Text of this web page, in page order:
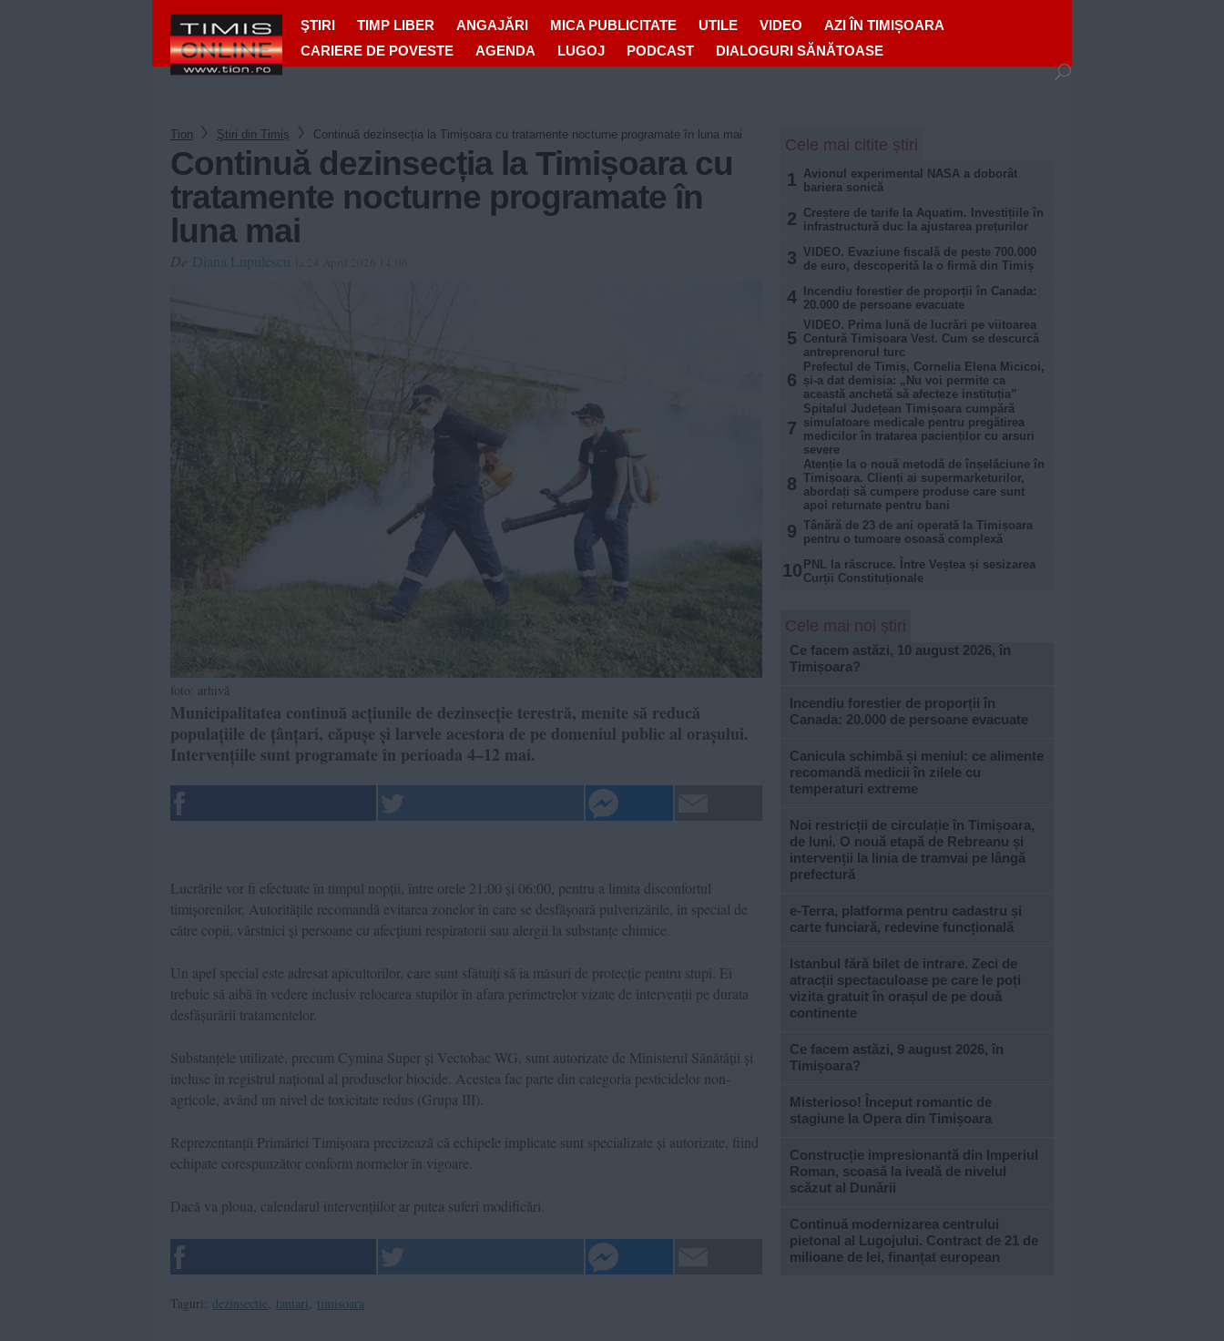
ŞTIRI TIMP LIBER ANGAJĂRI MICA PUBLICITATE UTILE VIDEO
AZI ÎN TIMIȘOARA
CARIERE DE POVESTE
AGENDA LUGOJ PODCAST DIALOGURI SĂNĂTOASE
Tion Ştiri din Timiș Continuă dezinsecția la Timișoara cu tratamente nocturne programate în luna mai
Continuă dezinsecția la Timișoara cu
tratamente nocturne programate în
luna mai
Diana Lupulescu
foto: arhivă
Municipalitatea continuă acțiunile de dezinsecție terestră, menite să reducă
populațiile de țânțari, căpușe și larvele acestora de pe domeniul public al orașului.
Intervențiile sunt programate în perioada 4–12 mai.
Lucrările vor fi efectuate în timpul nopții, între orele 21:00 și 06:00, pentru a limita disconfortul
timișorenilor. Autoritățile recomandă evitarea zonelor în care se desfășoară pulverizările, în special de
către copii, vârstnici și persoane cu afecțiuni respiratorii sau alergii la substanțe chimice.
Un apel special este adresat apicultorilor, care sunt sfătuiți să ia măsuri de protecție pentru stupi. Ei
trebuie să aibă în vedere inclusiv relocarea stupilor în afara perimetrelor vizate de intervenții pe durata
desfășurării tratamentelor.
Substanțele utilizate, precum Cymina Super și Vectobac WG, sunt autorizate de Ministerul Sănătății și
incluse în registrul național al produselor biocide. Acestea fac parte din categoria pesticidelor non-
agricole, având un nivel de toxicitate redus (Grupa III).
Reprezentanții Primăriei Timișoara precizează că echipele implicate sunt specializate și autorizate, fiind
echipate corespunzător conform normelor în vigoare.
Dacă va ploua, calendarul intervențiilor ar putea suferi modificări.
Taguri: dezinsectie tantari timisoara
Cele mai citite știri
1 Avionul experimental NASA a doborât
bariera sonică
2 Creștere de tarife la Aquatim. Investițiile în
infrastructură duc la ajustarea prețurilor
3 VIDEO. Evaziune fiscală de peste 700.000
de euro, descoperită la o firmă din Timiș
4
Incendiu forestier de proporții în Canada:
20.000 de persoane evacuate
5
VIDEO. Prima lună de lucrări pe viitoarea
Centură Timișoara Vest. Cum se descurcă
antreprenorul turc
6
Prefectul de Timiș, Cornelia Elena Micicoi,
și-a dat demisia: „Nu voi permite ca
această anchetă să afecteze instituția”
7
Spitalul Județean Timișoara cumpără
simulatoare medicale pentru pregătirea
medicilor în tratarea pacienților cu arsuri
severe
8
Atenție la o nouă metodă de înșelăciune în
Timișoara. Clienți ai supermarketurilor,
abordați să cumpere produse care sunt
apoi returnate pentru bani
9 Tânără de 23 de ani operată la Timișoara
pentru o tumoare osoasă complexă
10 PNL la răscruce. Între Veștea și sesizarea
Curții Constituționale
Cele mai noi știri
Ce facem astăzi, 10 august 2026, în
Timișoara?
Incendiu forestier de proporții în
Canada: 20.000 de persoane evacuate
Canicula schimbă și meniul: ce alimente
recomandă medicii în zilele cu
temperaturi extreme
Noi restricții de circulație în Timișoara,
de luni. O nouă etapă de Rebreanu și
intervenții la linia de tramvai pe lângă
prefectură
e-Terra, platforma pentru cadastru și
carte funciară, redevine funcțională
Istanbul fără bilet de intrare. Zeci de
atracții spectaculoase pe care le poți
vizita gratuit în orașul de pe două
continente
Ce facem astăzi, 9 august 2026, în
Timișoara?
Misterioso! Început romantic de
stagiune la Opera din Timișoara
Construcție impresionantă din Imperiul
Roman, scoasă la iveală de nivelul
scăzut al Dunării
Continuă modernizarea centrului
pietonal al Lugojului. Contract de 21 de
milioane de lei, finanțat european